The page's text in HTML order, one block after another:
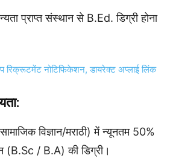
प्राप्त संस्थान से B.Ed. डिग्री होना
रिक्रूटमेंट नोटिफिकेशन, डायरेक्ट अप्लाई लिंक
विज्ञान/मराठी) में न्यूनतम 50%
/ B.A) की डिग्री।